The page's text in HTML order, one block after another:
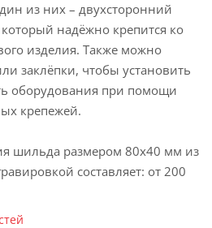
из них – двухсторонний
надёжно крепится ко
изделия. Также можно
заклёпки, чтобы установить
оборудования при помощи
крепежей.
шильда размером 80х40 мм из
составляет: от 200